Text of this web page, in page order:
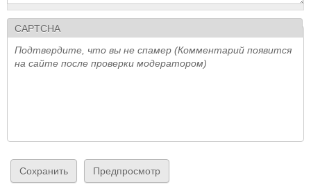
CAPTCHA
Подтвердите, что вы не спамер (Комментарий появится
на сайте после проверки модератором)